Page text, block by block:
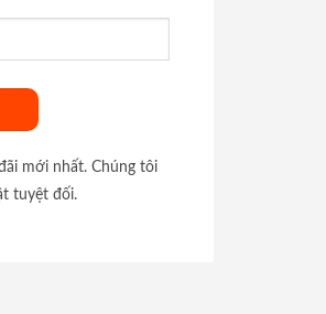
mới nhất. Chúng tôi
tuyệt đối.